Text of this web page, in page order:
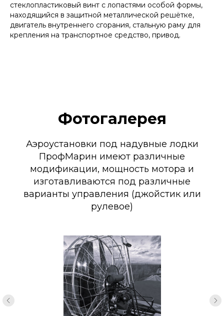
стеклопластиковый винт с лопастями особой формы,
находящийся в защитной металлической решётке,
двигатель внутреннего сгорания, стальную раму для
крепления на транспортное средство, привод.
Фотогалерея
Аэроустановки под надувные лодки
ПрофМарин имеют различные
модификации, мощность мотора и
изготавливаются под различные
варианты управления (джойстик или
рулевое)
Обратная связь
Здесь Вы можете оставить заявку
на поставку товаров и продукции
или получить консультацию